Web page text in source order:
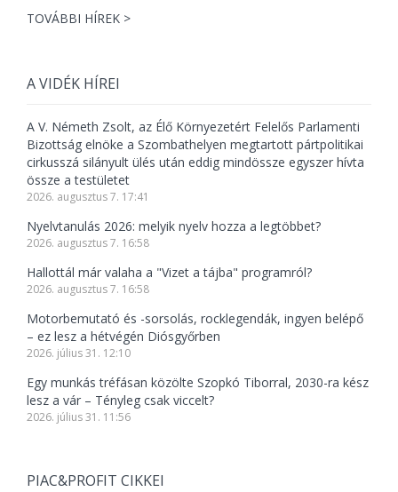
TOVÁBBI HÍREK >
A VIDÉK HÍREI
A V. Németh Zsolt, az Élő Környezetért Felelős Parlamenti
Bizottság elnöke a Szombathelyen megtartott pártpolitikai
cirkusszá silányult ülés után eddig mindössze egyszer hívta
össze a testületet
2026. augusztus 7. 17:41
Nyelvtanulás 2026: melyik nyelv hozza a legtöbbet?
2026. augusztus 7. 16:58
Hallottál már valaha a "Vizet a tájba" programról?
2026. augusztus 7. 16:58
Motorbemutató és -sorsolás, rocklegendák, ingyen belépő
– ez lesz a hétvégén Diósgyőrben
2026. július 31. 12:10
Egy munkás tréfásan közölte Szopkó Tiborral, 2030-ra kész
lesz a vár – Tényleg csak viccelt?
2026. július 31. 11:56
PIAC&PROFIT CIKKEI